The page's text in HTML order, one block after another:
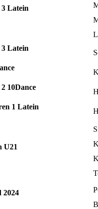
3 Latein
3 Latein
10Dance
1 Latein
U21
2024